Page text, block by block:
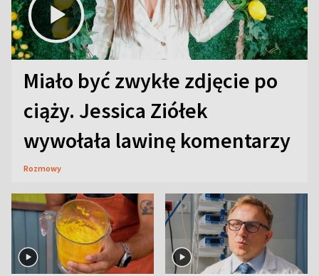
Miało być zwykłe zdjęcie po
ciąży. Jessica Ziółek
wywołała lawinę komentarzy
Rozmowy